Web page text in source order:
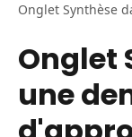
Onglet Synthèse
Onglet
une